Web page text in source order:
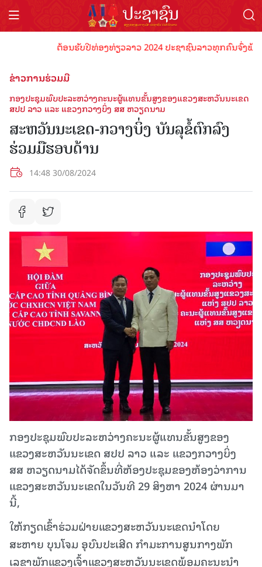
ຕ້ອນຮັບປີທ່ອງທ່ຽວລາວ 2024 ປະຊາຊົນລາວທຸກຄົນຈົ່ງພ້ອ
ຂ່າວການຮ່ວມມື
ກອງປະຊຸມພົບປະລະຫວ່າງຄະນະຜູ້ແທນຂັ້ນສູງຂອງແຂວງສະຫວັນນະເຂດ
ສປປ ລາວ ແລະ ແຂວງກວາງບິ່ງ ສສ ຫວຽດນາມ
ສະຫວັນນະເຂດ-ກວາງບິ່ງ ບັນລຸຂໍ້ຕົກລົງ
ຮ່ວມມືຮອບດ້ານ
14:48 30/08/2024
ກອງປະຊຸມພົບປະລະຫວ່າງຄະນະຜູ້ແທນຂັ້ນສູງຂອງ
ແຂວງສະຫວັນນະເຂດ ສປປ ລາວ ແລະ ແຂວງກວາງບິ່ງ
ສສ ຫວຽດນາມໄດ້ຈັດຂຶ້ນທີ່ຫ້ອງປະຊຸມຂອງຫ້ອງວ່າການ
ແຂວງສະຫວັນນະເຂດໃນວັນທີ 29 ສິງຫາ 2024 ຜ່ານມາ
ນີ້,
ໃຫ້ກຽດເຂົ້າຮ່ວມຝ່າຍແຂວງສະຫວັນນະເຂດນຳໂດຍ
ສະຫາຍ ບຸນໂຈມ ອຸບົນປະເສີດ ກຳມະການສູນກາງພັກ
ເລຂາພັກແຂວງເຈົ້າແຂວງສະຫວັນນະເຂດພ້ອມຄະນະນຳ